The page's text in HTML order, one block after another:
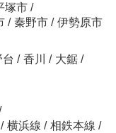
塚市 /
/ 秦野市 / 伊勢原市
台 / 香川 / 大鋸 /
/ 横浜線 / 相鉄本線 /